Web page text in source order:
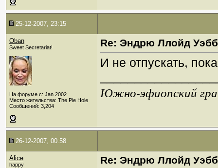
25-12-2007, 23:15
Oban
Sweet Secretariat!
На форуме с: Jan 2002
Место жительства: The Pie Hole
Сообщений: 3,204
Re: Эндрю Ллойд
И не отпускать,
Южно-эфиопский
26-12-2007, 00:58
Alice
happy Re: Эндрю Ллойд